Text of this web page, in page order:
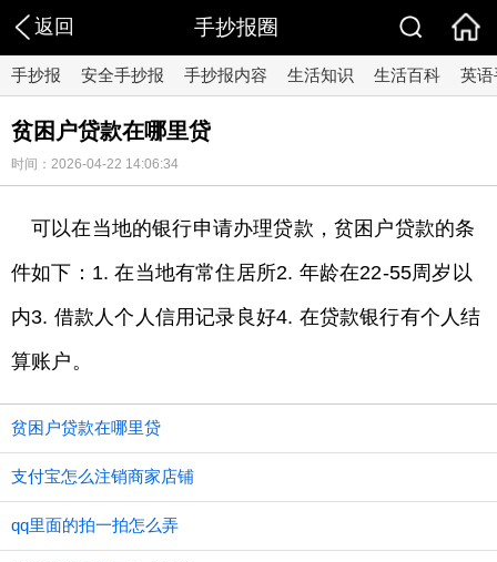
返回 手抄报圈
手抄报 安全手抄报 手抄报内容 生活知识 生活百科 英
贫困户贷款在哪里贷
时间：2026-04-22 14:06:34
可以在当地的银行申请办理贷款，贫困户贷款的条
件如下：1. 在当地有常住居所2. 年龄在22-55周岁以
内3. 借款人个人信用记录良好4. 在贷款银行有个人结
算账户。
贫困户贷款在哪里贷
支付宝怎么注销商家店铺
qq里面的拍一拍怎么弄